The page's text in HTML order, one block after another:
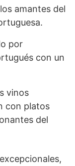
amantes del
por
con un
vinos
con platos
del